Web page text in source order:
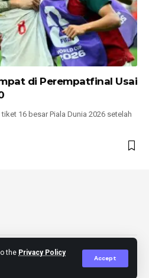
the Privacy Policy
Accept
di Perempatfinal Usai
16 besar Piala Dunia 2026 setelah
All Rights Reserved.
Disclaimer Privacy Policy